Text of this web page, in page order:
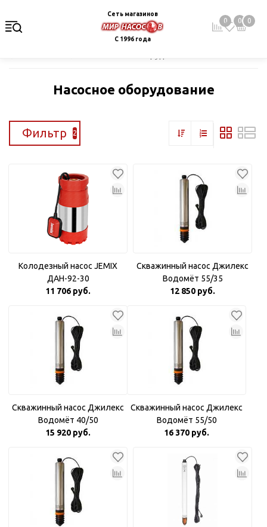
Сеть магазинов
С 1996 года
0 0 0
Насосное оборудование
Фильтр 2
Колодезный насос JEMIX
ДАН-92-30
11 706 руб.
Скважинный насос Джилекс
Водомёт 55/35
12 850 руб.
Скважинный насос Джилекс
Водомёт 40/50
15 920 руб.
Скважинный насос Джилекс
Водомёт 55/50
16 370 руб.